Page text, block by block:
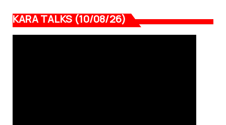
KARA TALKS (10/08/26)